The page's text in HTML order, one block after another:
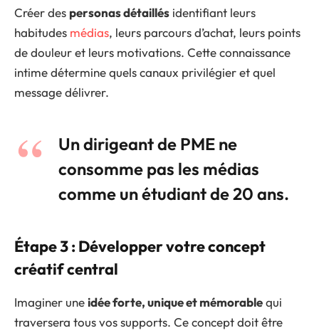
Créer des personas détaillés identifiant leurs
habitudes médias, leurs parcours d’achat, leurs points
de douleur et leurs motivations. Cette connaissance
intime détermine quels canaux privilégier et quel
message délivrer.
Un dirigeant de PME ne
consomme pas les médias
comme un étudiant de 20 ans.
Étape 3 : Développer votre concept
créatif central
Imaginer uneidée forte, unique et mémorablequi
traversera tous vos supports. Ce concept doit être